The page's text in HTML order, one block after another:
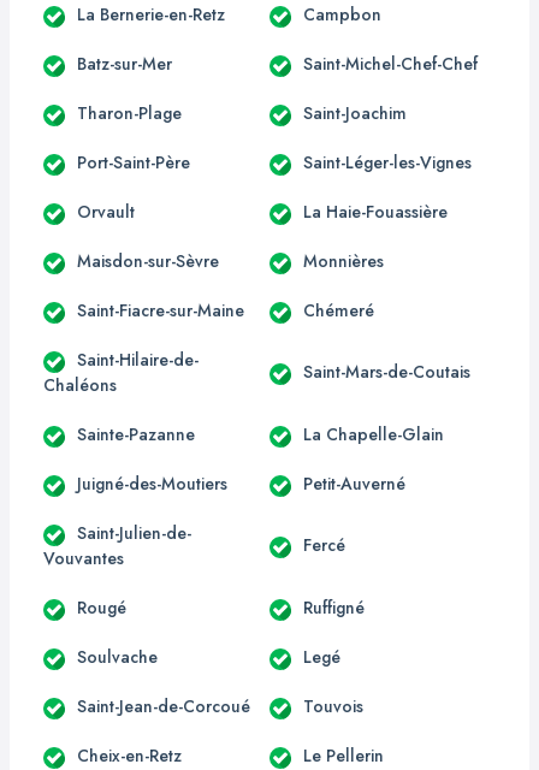
La Bernerie-en-Retz Campbon
Batz-sur-Mer Saint-Michel-Chef-Chef
Tharon-Plage Saint-Joachim
Port-Saint-Père Saint-Léger-les-Vignes
Orvault La Haie-Fouassière
Maisdon-sur-Sèvre Monnières
Saint-Fiacre-sur-Maine Chémeré
Saint-Hilaire-de-
Chaléons
Saint-Mars-de-Coutais
Sainte-Pazanne La Chapelle-Glain
Juigné-des-Moutiers Petit-Auverné
Saint-Julien-de-
Vouvantes
Fercé
Rougé Ruffigné
Soulvache Legé
Saint-Jean-de-Corcoué Touvois
Cheix-en-Retz Le Pellerin